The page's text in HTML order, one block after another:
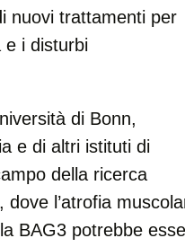
nuovi trattamenti per
e i disturbi
di Bonn,
e di altri istituti di
della ricerca
l’atrofia
BAG3 potrebbe